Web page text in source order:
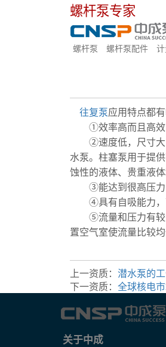
螺杆泵专家
螺杆泵
螺杆泵配件
往复泵应用特点都
①效率高而且高效
②速度低，尺寸大，
水泵。柱塞泵用于提
蚀性的液体、贵重液
③能达到很高压力，
④具有自吸能力，可
⑤流量和压力有较大
置空气室使流量比较
上一资质： 潜水泵的
下一资质： 全球核电
关于中成